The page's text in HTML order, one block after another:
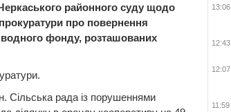
районного суду щодо
про повернення
водного фонду, розташованих
Сільська рада із порушеннями
13:06
12:43
12:07
11:59